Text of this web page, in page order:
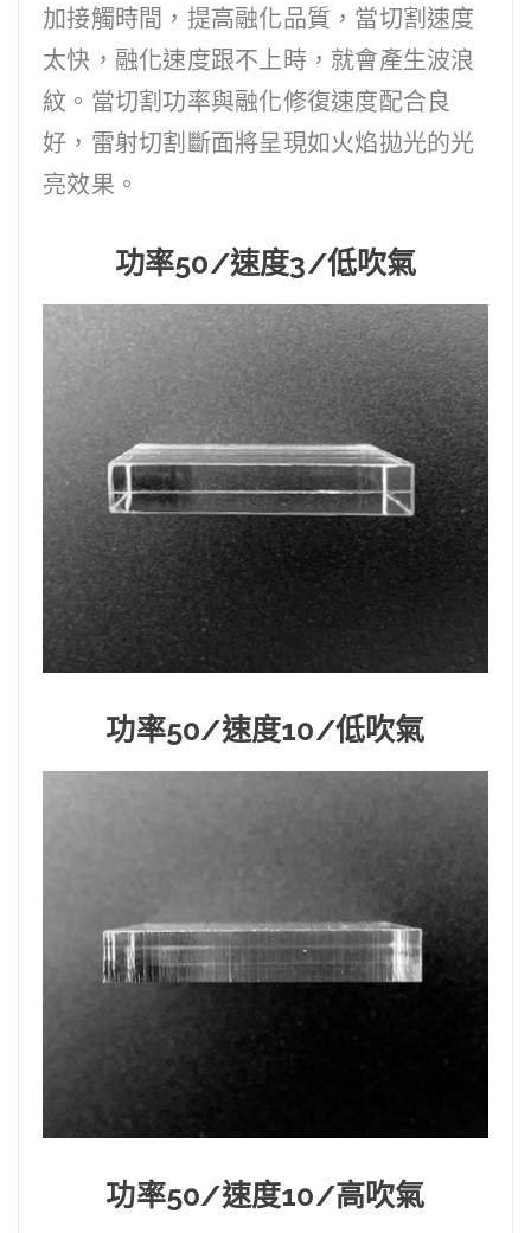
加接觸時間，提高融化品質，當切割速度
太快，融化速度跟不上時，就會產生波浪
紋。當切割功率與融化修復速度配合良
好，雷射切割斷面將呈現如火焰拋光的光
亮效果。
功率50/速度3/低吹氣
功率50/速度10/低吹氣
功率50/速度10/高吹氣